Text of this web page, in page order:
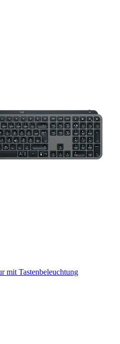
mit Tastenbeleuchtung